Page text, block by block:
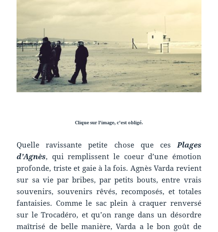
Clique sur l’image, c’est obligé.
Quelle ravissante petite chose que cesPlages
d’Agnès, qui remplissent le coeur d’une émotion
profonde, triste et gaie à la fois. Agnès Varda revient
sur sa vie par bribes, par petits bouts, entre vrais
souvenirs, souvenirs rêvés, recomposés, et totales
fantaisies. Comme le sac plein à craquer renversé
sur le Trocadéro, et qu’on range dans un désordre
maîtrisé de belle manière, Varda a le bon goût de